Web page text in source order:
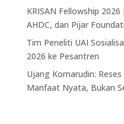
KRISAN Fellowship
AHDC, dan Pijar
Tim Peneliti UAI
2026 ke Pesantren
Ujang Komarudin:
Manfaat Nyata, Bukan